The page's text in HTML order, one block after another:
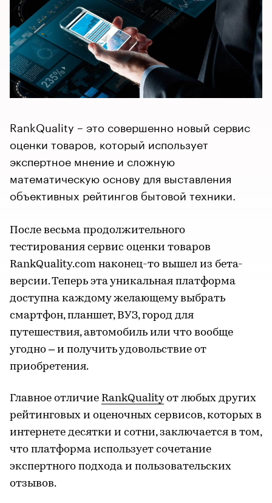
RankQuality – это совершенно новый сервис
оценки товаров, который использует
экспертное мнение и сложную
математическую основу для выставления
объективных рейтингов бытовой техники.
После весьма продолжительного
тестирования сервис оценки товаров
RankQuality.com наконец-то вышел из бета-
версии. Теперь эта уникальная платформа
доступна каждому желающему выбрать
смартфон, планшет, ВУЗ, город для
путешествия, автомобиль или что вообще
угодно – и получить удовольствие от
приобретения.
Главное отличие RankQualityот любых других
рейтинговых и оценочных сервисов, которых в
интернете десятки и сотни, заключается в том,
что платформа использует сочетание
экспертного подхода и пользовательских
отзывов.